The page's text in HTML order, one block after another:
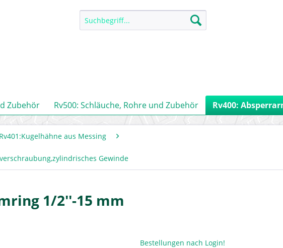
Zubehör Rv500: Schläuche, Rohre und Zubehör Rv400:
Rv401:Kugelhähne aus Messing
Gewinde
1/2''-15 mm
Bestellungen nach Login!